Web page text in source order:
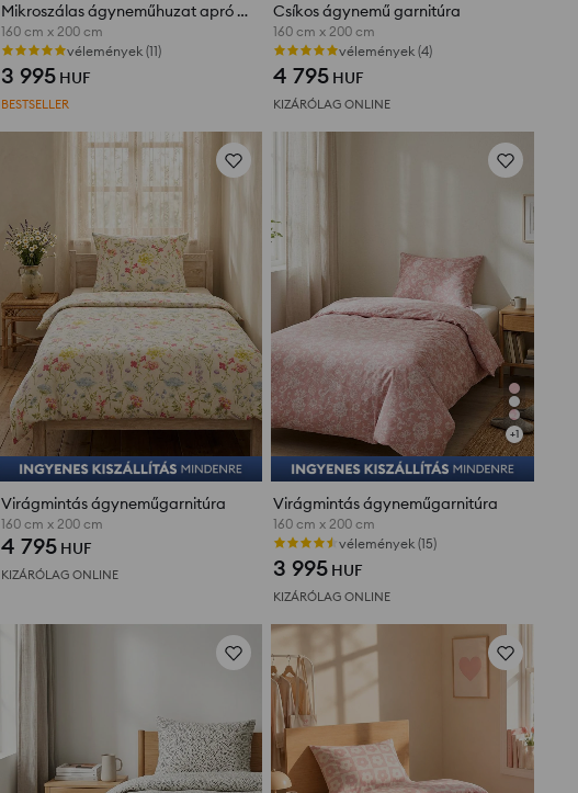
Mikroszálas ágyneműhuzat apró növényi mintával
160 cm x 200 cm
vélemények (11)
3 995 HUF
BESTSELLER
Csíkos ágynemű garnitúra
160 cm x 200 cm
vélemények (4)
4 795 HUF
KIZÁRÓLAG ONLINE
Virágmintás ágyneműgarnitúra
160 cm x 200 cm
4 795 HUF
KIZÁRÓLAG ONLINE
+1
Virágmintás ágyneműgarnitúra
160 cm x 200 cm
vélemények (15)
3 995 HUF
KIZÁRÓLAG ONLINE